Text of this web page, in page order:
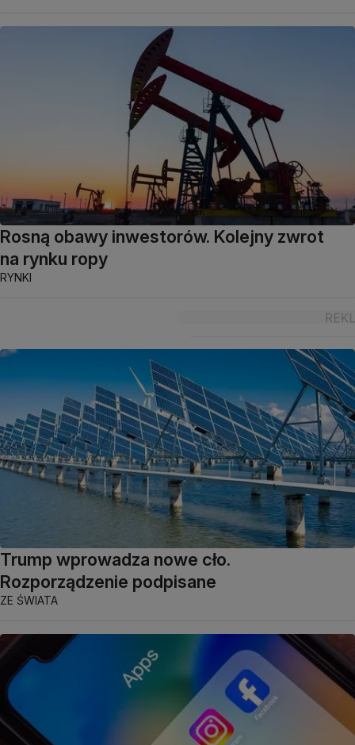
Rosną obawy inwestorów. Kolejny zwrot
na rynku ropy
RYNKI
Trump wprowadza nowe cło.
Rozporządzenie podpisane
ZE ŚWIATA